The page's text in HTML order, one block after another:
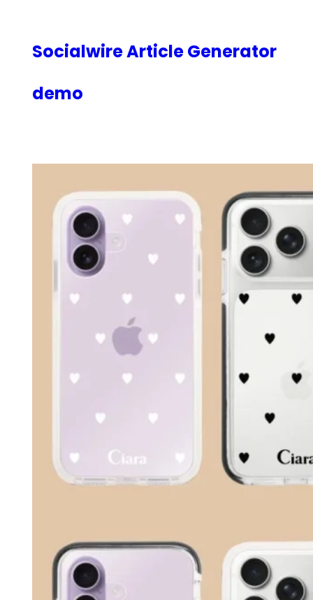
Socialwire Article Generator
demo